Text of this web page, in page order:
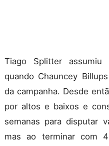
Tiago Splitter
quando Chauncey
da campanha. Desde
por altos e baixos e
semanas para disputar
mas ao terminar com